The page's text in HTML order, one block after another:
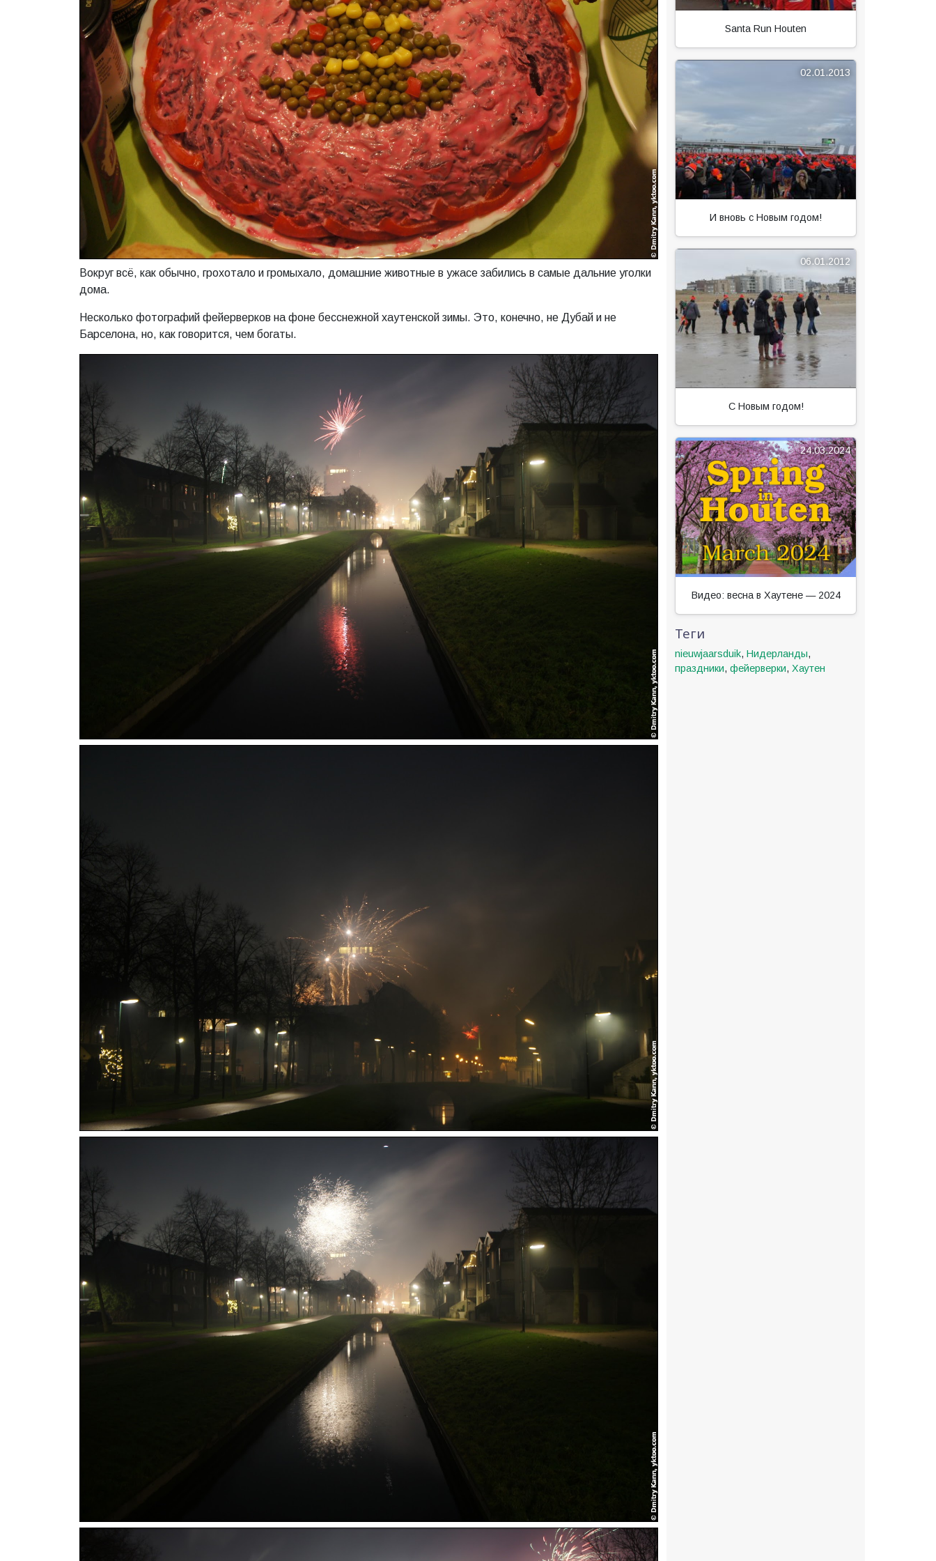
Вокруг всё, как обычно, грохотало и громыхало, домашние животные в ужасе забились в самые дальние уголки
дома.
Несколько фотографий фейерверков на фоне бесснежной хаутенской зимы. Это, конечно, не Дубай и не
Барселона, но, как говорится, чем богаты.
Santa Run Houten
02.01.2013
И вновь с Новым годом!
06.01.2012
С Новым годом!
24.03.2024
Видео: весна в Хаутене — 2024
Теги
nieuwjaarsduik, Нидерланды,
праздники, фейерверки, Хаутен